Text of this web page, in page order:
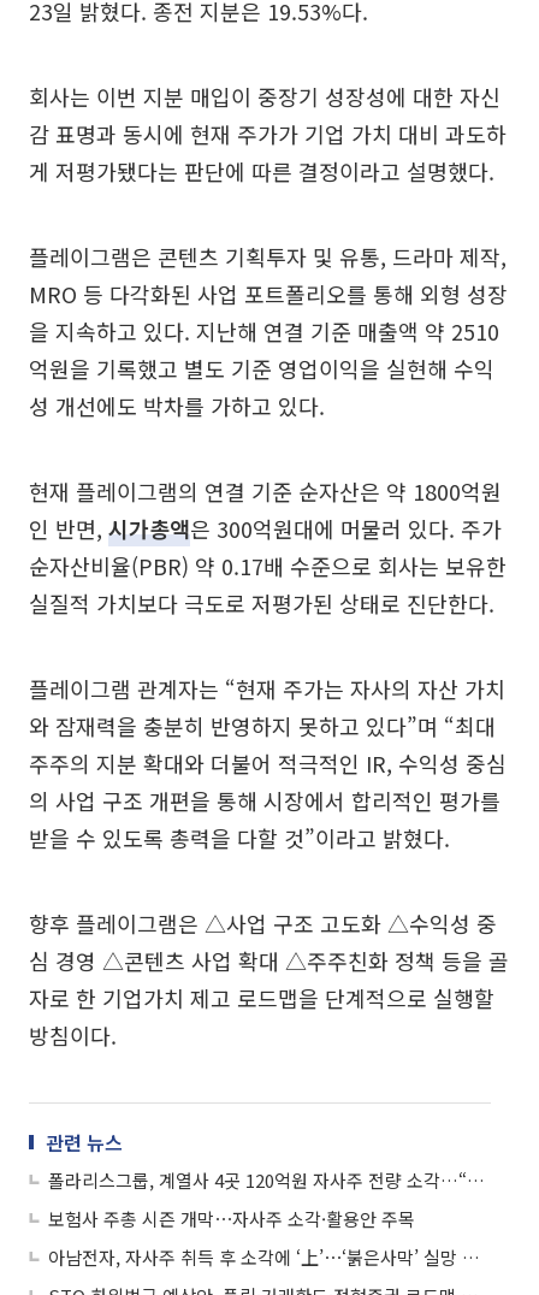
23일 밝혔다. 종전 지분은 19.53%다.
회사는 이번 지분 매입이 중장기 성장성에 대한 자신
감 표명과 동시에 현재 주가가 기업 가치 대비 과도하
게 저평가됐다는 판단에 따른 결정이라고 설명했다.
플레이그램은 콘텐츠 기획투자 및 유통, 드라마 제작,
MRO 등 다각화된 사업 포트폴리오를 통해 외형 성장
을 지속하고 있다. 지난해 연결 기준 매출액 약 2510
억원을 기록했고 별도 기준 영업이익을 실현해 수익
성 개선에도 박차를 가하고 있다.
현재 플레이그램의 연결 기준 순자산은 약 1800억원
인 반면, 시가총액은 300억원대에 머물러 있다. 주가
순자산비율(PBR) 약 0.17배 수준으로 회사는 보유한
실질적 가치보다 극도로 저평가된 상태로 진단한다.
플레이그램 관계자는 “현재 주가는 자사의 자산 가치
와 잠재력을 충분히 반영하지 못하고 있다”며 “최대
주주의 지분 확대와 더불어 적극적인 IR, 수익성 중심
의 사업 구조 개편을 통해 시장에서 합리적인 평가를
받을 수 있도록 총력을 다할 것”이라고 밝혔다.
향후 플레이그램은 △사업 구조 고도화 △수익성 중
심 경영 △콘텐츠 사업 확대 △주주친화 정책 등을 골
자로 한 기업가치 제고 로드맵을 단계적으로 실행할
방침이다.
관련 뉴스
폴라리스그룹, 계열사 4곳 120억원 자사주 전량 소각…“주주환원 본격화”
보험사 주총 시즌 개막⋯자사주 소각·활용안 주목
아남전자, 자사주 취득 후 소각에 ‘上’⋯‘붉은사막’ 실망 펄어비스 폭락